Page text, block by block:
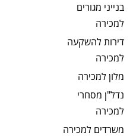
בנייני מגורים
למכירה
דירות להשקעה
למכירה
מלון למכירה
נדל"ן מסחרי
למכירה
משרדים למכירה